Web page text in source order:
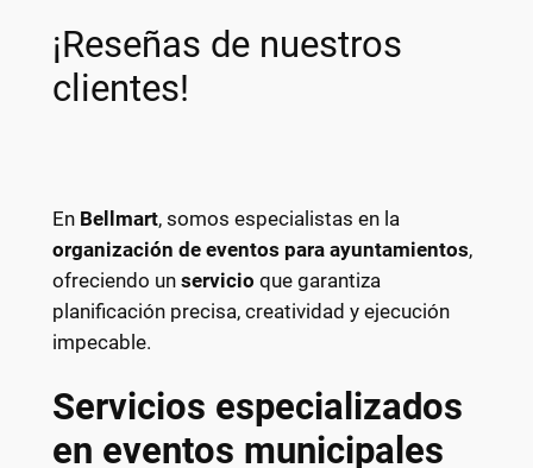
¡Reseñas de nuestros
clientes!
En Bellmart, somos especialistas en la
organización de eventos para ayuntamientos,
ofreciendo un servicio que garantiza
planificación precisa, creatividad y ejecución
impecable.
Servicios especializados
en eventos municipales